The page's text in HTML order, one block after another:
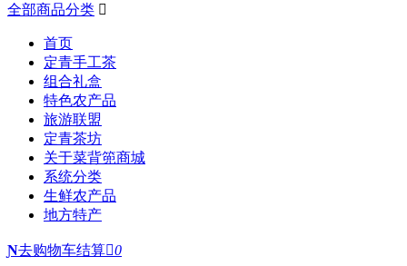
全部商品分类 
首页
定青手工茶
组合礼盒
特色农产品
旅游联盟
定青茶坊
关于菜背篼商城
系统分类
生鲜农产品
地方特产
Ɲ去购物车结算0